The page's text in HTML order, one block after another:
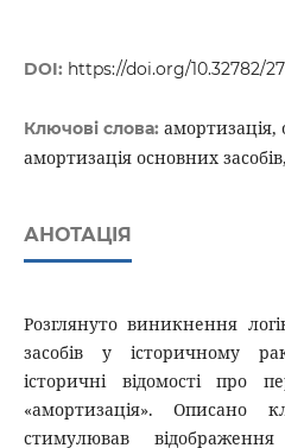
DOI: https://doi.org/10.32782/
Ключові слова: амортизація,
амортизація основних
АНОТАЦІЯ
Розглянуто виникнення
засобів у історичному
історичні відомості про
«амортизація». Описано
стимулював